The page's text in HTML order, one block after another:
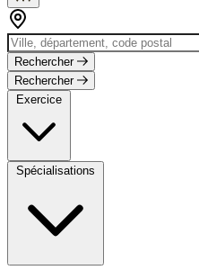
Rechercher
Rechercher
Exercice
Spécialisations